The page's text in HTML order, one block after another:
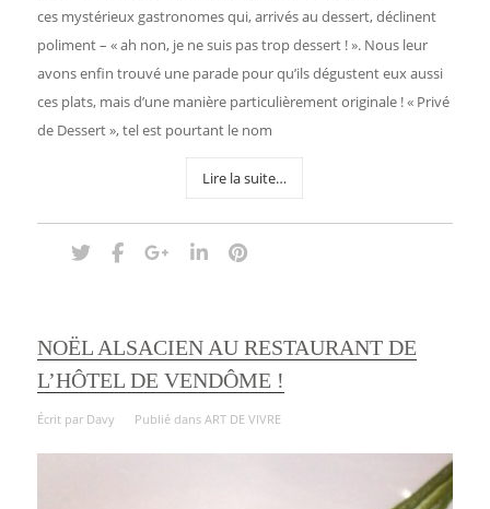
ces mystérieux gastronomes qui, arrivés au dessert, déclinent
poliment – « ah non, je ne suis pas trop dessert ! ». Nous leur
avons enfin trouvé une parade pour qu’ils dégustent eux aussi
ces plats, mais d’une manière particulièrement originale ! « Privé
de Dessert », tel est pourtant le nom
Lire la suite…
NOËL ALSACIEN AU RESTAURANT DE
L’HÔTEL DE VENDÔME !
Écrit par Davy Publié dans ART DE VIVRE